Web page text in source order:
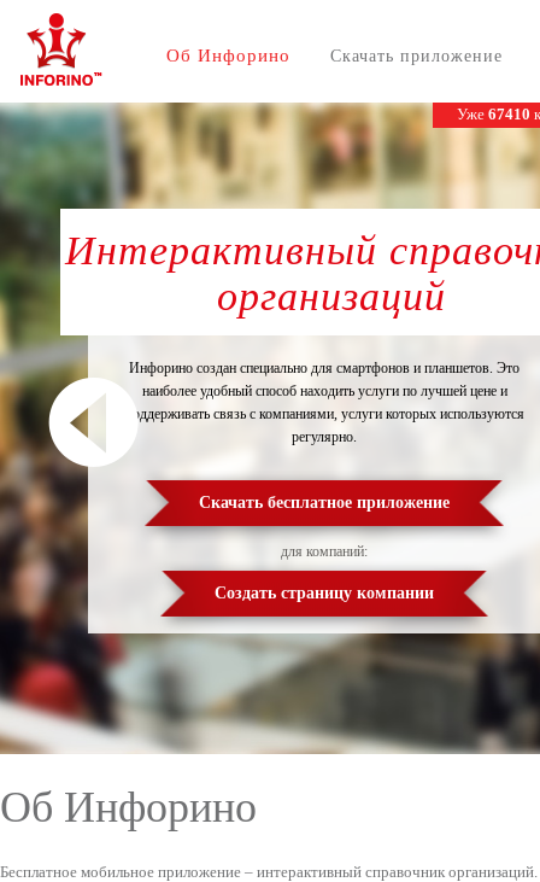
Об Инфорино Скачать приложение
Интерактивный
организаций
Инфорино создан специально для смартфонов и планшетов. Это
наиболее удобный способ находить услуги по лучшей цене и
поддерживать связь с компаниями, услуги которых используются
регулярно.
Скачать бесплатное приложение
для компаний:
Создать страницу компании
Уже 67410
Об Инфорино
Бесплатное мобильное приложение – интерактивный справочник организаций.